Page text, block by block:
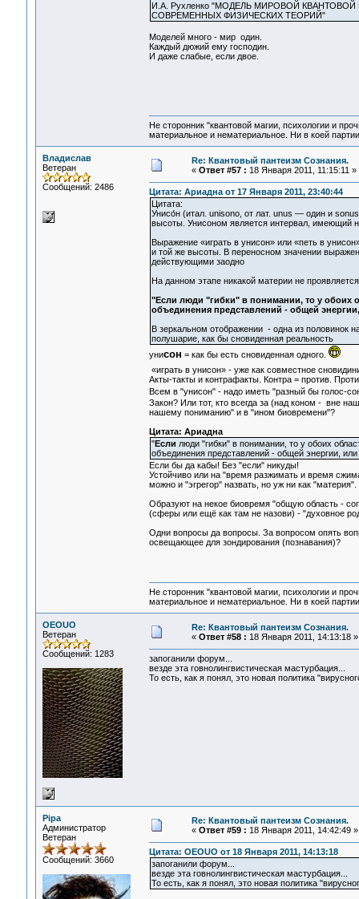
И.А. Рухленко "МОДЕЛЬ МИРОВОЙ
СОВРЕМЕННЫХ ФИЗИЧЕСКИХ ТЕОРИЙ"
Моделей много - мир один.
Каждый дюжий ему господин.
И даже слабые, если двое.
Не сторонник "квантовой магии, психологии и
материальное и нематериальное. Ни в коей
Владислав
Ветеран
Сообщений: 2486
Re: Квантовый пантеизм Сознания.
« Ответ #57 : 18 Января 2011, 11:15:11 »
Цитата: Ариадна от 17 Января 2011, 23:40:44
Цитата:
Унисо́н (итал. unisono, от лат. unus — один и
высоты. Унисоном является интервал, имеющий
Выражение «играть в унисон» или «петь в
и той же высоты. В переносном значении
действующими заодно
На данном этапе никакой материи не
"Если люди "гибки" в понимании, то у обоих
объединения представлений - общей
В зеркальном отображении - одна из половинок
полушарие, как бы сновиденная реальность
унисон = как бы есть сновиденная одного.
«играть в унисон» - уже как совместное
Акты-такты и контрафакты. Контра = против.
Всем в "унисон" - надо иметь "разный бы голос-
Закон? Или тот, кто всегда за (над коном - вне
нашему пониманию" и в "ином биовремени"?
Цитата: Ариадна
"Если люди "гибки" в понимании, то у обоих
объединения представлений - общей энергии, или
Если бы да кабы! Без "если" никуды!
Устойчиво или на "время разжимать и время
можно и "эгрегор" назвать, но уж ни как "материя".
Образуют на некое биовремя "общую область -
(сферы или ещё как там не назови) - "духовное
Одни вопросы да вопросы. За вопросом опять
освещающее для зондирования (познавания)?
Не сторонник "квантовой магии, психологии и
материальное и нематериальное. Ни в коей
OEOUO
Ветеран
Сообщений: 1283
Re: Квантовый пантеизм Сознания.
« Ответ #58 : 18 Января 2011, 14:13:18 »
запоганили форум...
везде эта говнолингвистическая мастурбация...
То есть, как я понял, это новая политика
Pipa
Администратор
Ветеран
Сообщений: 3660
Re: Квантовый пантеизм Сознания.
« Ответ #59 : 18 Января 2011, 14:42:49 »
Цитата: OEOUO от 18 Января 2011, 14:13:18
запоганили форум...
везде эта говнолингвистическая мастурбация...
То есть, как я понял, это новая политика